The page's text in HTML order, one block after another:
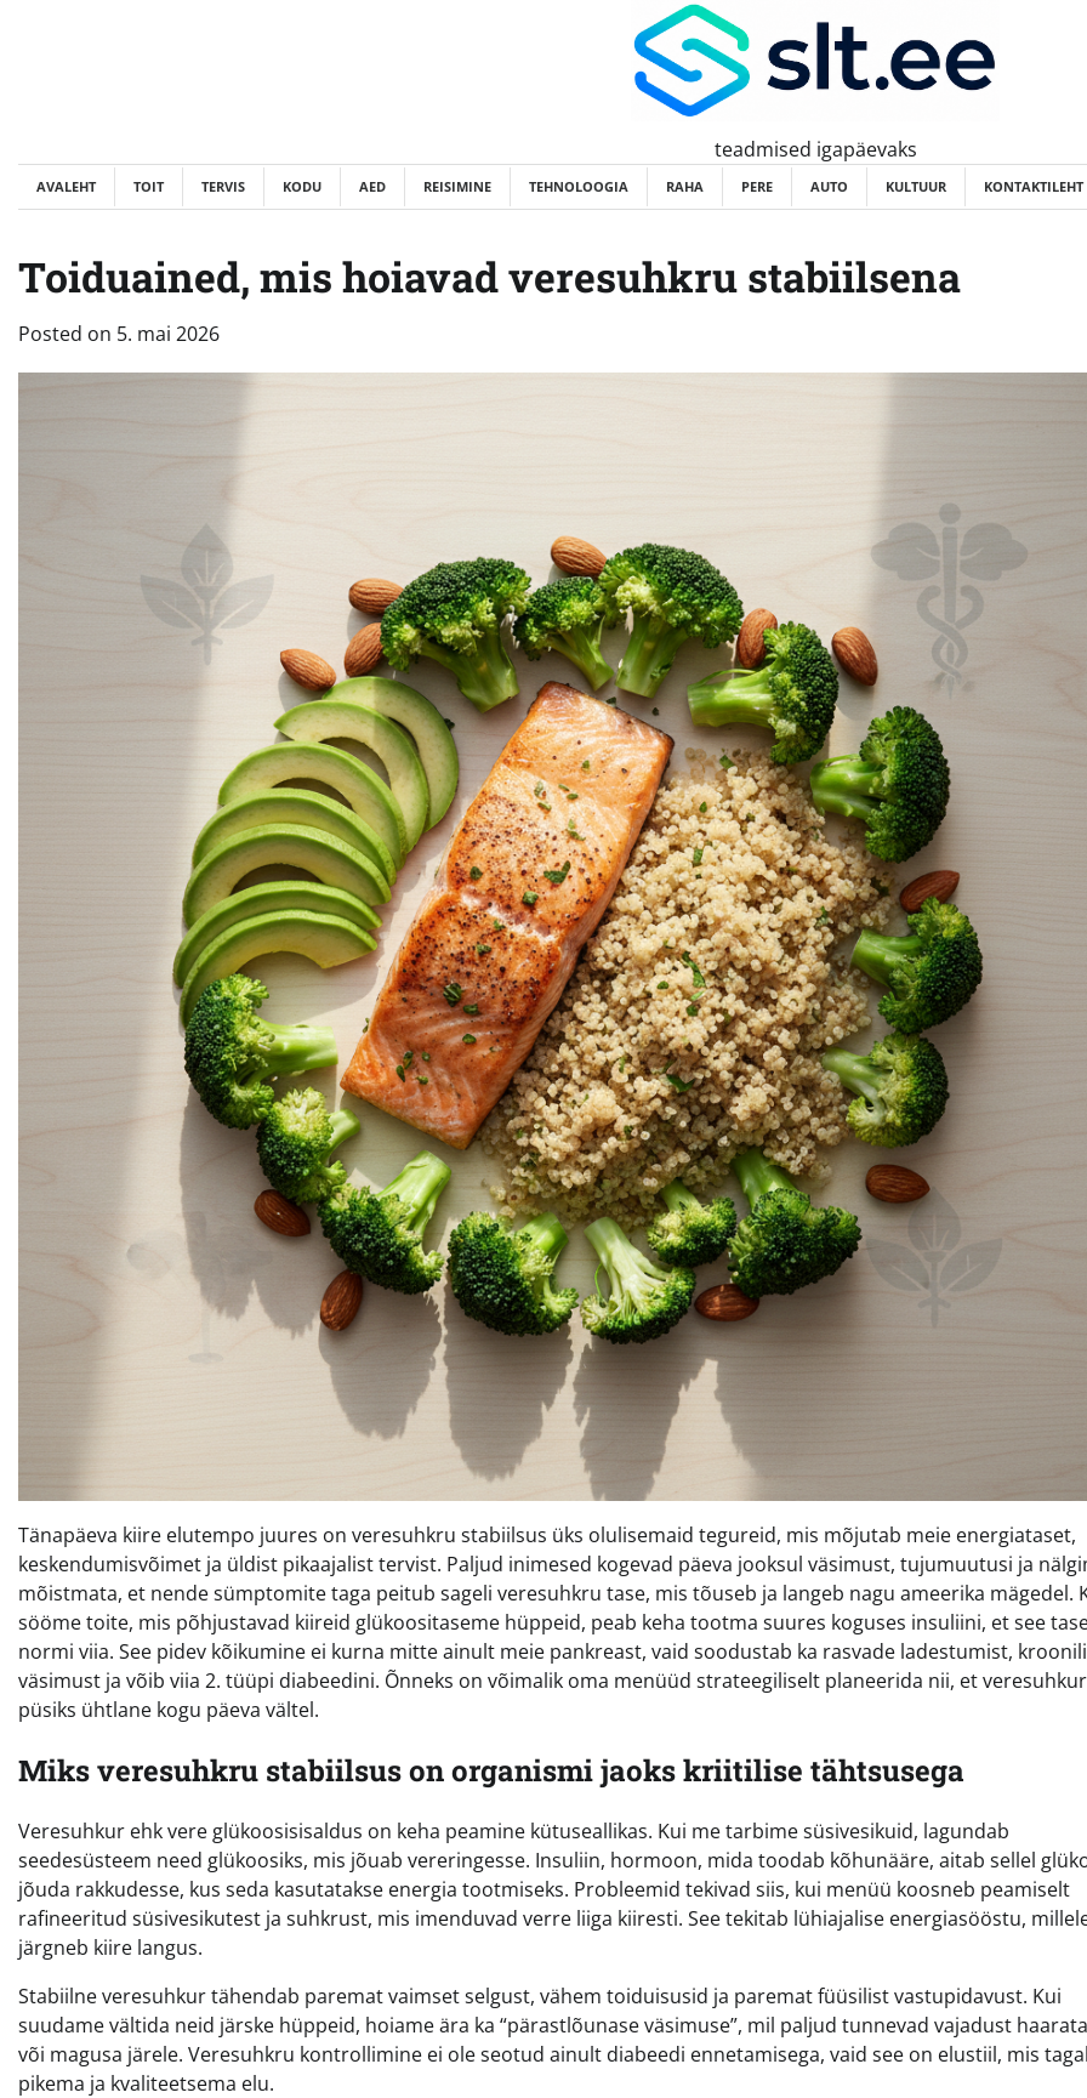
teadmised igapäevaks
AVALEHT TOIT TERVIS KODU AED REISIMINE TEHNOLOOGIA RAHA PERE AUTO KULTUUR KONTAKTILEHT
Toiduained, mis hoiavad veresuhkru stabiilsena
Posted on 5. mai 2026
Tänapäeva kiire elutempo juures on veresuhkru stabiilsus üks olulisemaid tegureid, mis mõjutab meie energiataset,
keskendumisvõimet ja üldist pikaajalist tervist. Paljud inimesed kogevad päeva jooksul väsimust, tujumuutusi ja
mõistmata, et nende sümptomite taga peitub sageli veresuhkru tase, mis tõuseb ja langeb nagu ameerika mägedel.
sööme toite, mis põhjustavad kiireid glükoositaseme hüppeid, peab keha tootma suures koguses insuliini, et see
normi viia. See pidev kõikumine ei kurna mitte ainult meie pankreast, vaid soodustab ka rasvade ladestumist,
väsimust ja võib viia 2. tüüpi diabeedini. Õnneks on võimalik oma menüüd strateegiliselt planeerida nii, et veresuhkur
püsiks ühtlane kogu päeva vältel.
Miks veresuhkru stabiilsus on organismi jaoks kriitilise tähtsusega
Veresuhkur ehk vere glükoosisisaldus on keha peamine kütuseallikas. Kui me tarbime süsivesikuid, lagundab
seedesüsteem need glükoosiks, mis jõuab vereringesse. Insuliin, hormoon, mida toodab kõhunääre, aitab sellel
jõuda rakkudesse, kus seda kasutatakse energia tootmiseks. Probleemid tekivad siis, kui menüü koosneb peamiselt
rafineeritud süsivesikutest ja suhkrust, mis imenduvad verre liiga kiiresti. See tekitab lühiajalise energiasööstu,
järgneb kiire langus.
Stabiilne veresuhkur tähendab paremat vaimset selgust, vähem toiduisusid ja paremat füüsilist vastupidavust. Kui
suudame vältida neid järske hüppeid, hoiame ära ka “pärastlõunase väsimuse”, mil paljud tunnevad vajadust
või magusa järele. Veresuhkru kontrollimine ei ole seotud ainult diabeedi ennetamisega, vaid see on elustiil, mis
pikema ja kvaliteetsema elu.